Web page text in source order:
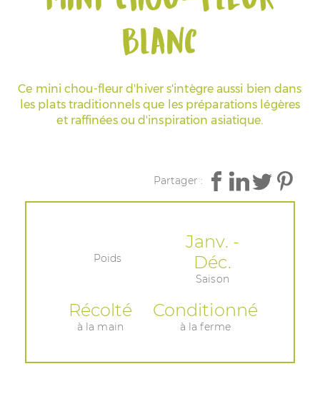
Espace Pros & Presseblanc
Ce mini chou-fleur d'hiver s'intègre aussi bien dans
les plats traditionnels que les préparations légères
et raffinées ou d'inspiration asiatique.
Partager :
Poids
Janv. -
Déc.
Saison
Récolté
à la main
Conditionné
à la ferme